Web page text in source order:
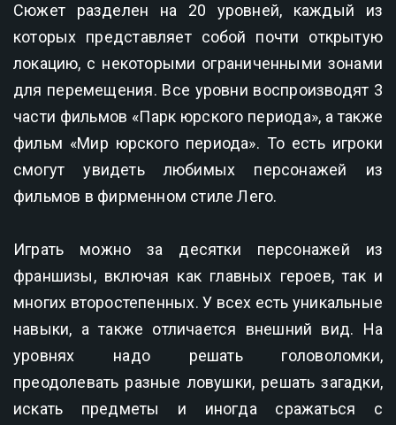
Сюжет разделен на 20 уровней, каждый из
которых представляет собой почти открытую
локацию, с некоторыми ограниченными зонами
для перемещения. Все уровни воспроизводят 3
части фильмов «Парк юрского периода», а также
фильм «Мир юрского периода». То есть игроки
смогут увидеть любимых персонажей из
фильмов в фирменном стиле Лего.
Играть можно за десятки персонажей из
франшизы, включая как главных героев, так и
многих второстепенных. У всех есть уникальные
навыки, а также отличается внешний вид. На
уровнях надо решать головоломки,
преодолевать разные ловушки, решать загадки,
искать предметы и иногда сражаться с